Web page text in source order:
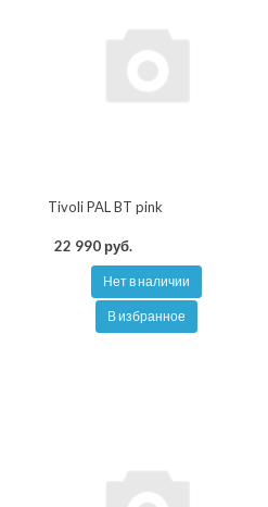
Tivoli PAL BT pink
22 990 руб.
Нет в наличии
В избранное